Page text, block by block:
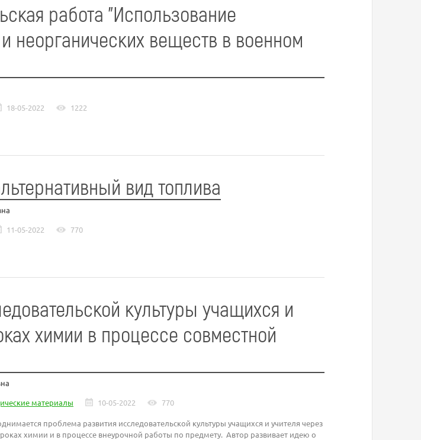
работа "Использование
неорганических веществ в военном
18-05-2022 1222
вид топлива
11-05-2022 770
культуры учащихся и
химии в процессе совместной
материалы 10-05-2022 770
проблема развития исследовательской культуры учащихся и учителя через
химии и в процессе внеурочной работы по предмету. Автор развивает идею о